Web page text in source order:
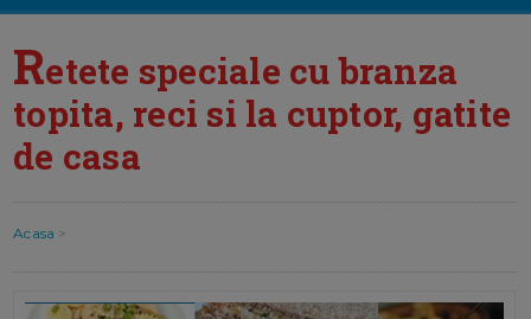
Retete speciale cu branza
topita, reci si la cuptor, gatite
de casa
Acasa >